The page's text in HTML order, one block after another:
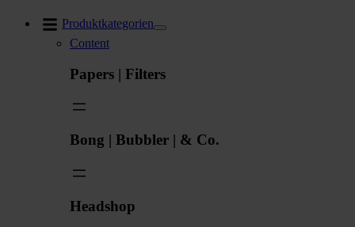
Produktkategorien
Content
Papers | Filters
Bong | Bubbler | & Co.
Headshop